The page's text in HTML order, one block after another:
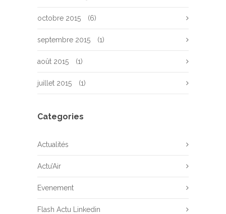
octobre 2015 (6)
septembre 2015 (1)
août 2015 (1)
juillet 2015 (1)
Categories
Actualités
Actu’Air
Evenement
Flash Actu Linkedin